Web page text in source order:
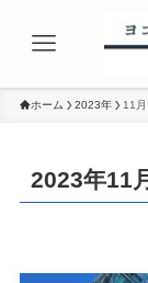
ホーム 2023年 11月
2023年11月